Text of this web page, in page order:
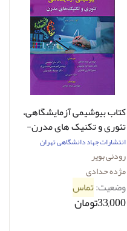
کتاب بیوشیمی آزمایشگاهی،
تئوری و تکنیک های مدرن-
نویسنده: رودنی بویر-
مترجم: مژده حدادی
انتشارات جهاد دانشگاهی تهران
رودنی بویر
مژده حدادی
وضعیت:تماس
33,000تومان